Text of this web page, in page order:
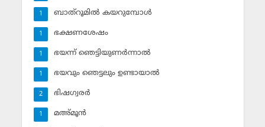
ബാത്‌റൂമില്‍ കയറുമ്പോള്‍
1
ഭക്ഷണശേഷം
1
ഭയന്ന് ഞെട്ടിയുണര്‍ന്നാല്‍
1
ഭയവും ഞെട്ടലും ഉണ്ടായാല്‍
1
ഭിഷഗ്വരര്‍
2
മഅ്മൂന്‍
1